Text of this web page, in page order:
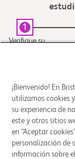
1
Verifique su
¡Bienvenido! En
utilizamos cookies
su experiencia de
este y otros sitios
en “Aceptar
personalización de
información sobre